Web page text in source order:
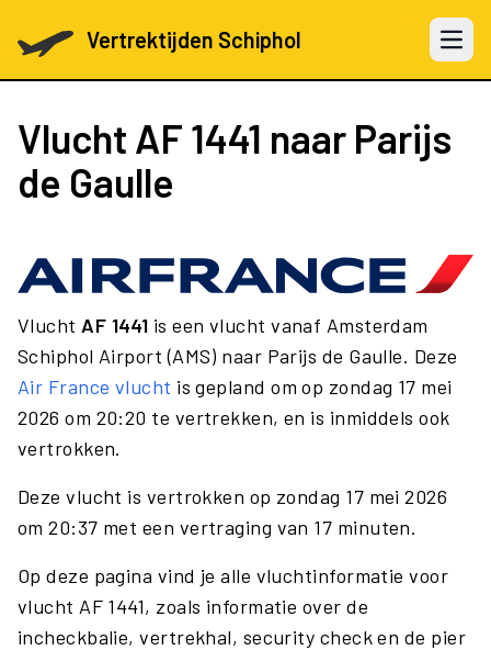
Vertrektijden Schiphol Open
Vlucht AF 1441 naar Parijs
de Gaulle
Vlucht AF 1441 is een vlucht vanaf Amsterdam
Schiphol Airport (AMS) naar Parijs de Gaulle. Deze
Air France vlucht is gepland om op zondag 17 mei
2026 om 20:20 te vertrekken, en is inmiddels ook
vertrokken.
Deze vlucht is vertrokken op zondag 17 mei 2026
om 20:37 met een vertraging van 17 minuten.
Op deze pagina vind je alle vluchtinformatie voor
vlucht AF 1441, zoals informatie over de
incheckbalie, vertrekhal, security check en de pier